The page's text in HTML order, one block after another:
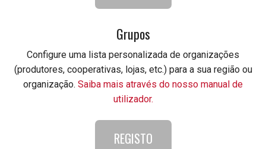
Grupos
Configure uma lista personalizada de organizações
(produtores, cooperativas, lojas, etc.) para a sua região ou
organização. Saiba mais através do nosso manual de
utilizador.
REGISTO